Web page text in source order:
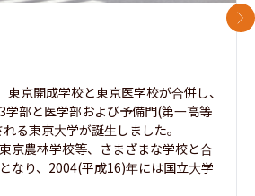
京開成学校と東京医学校が合併し、
学部と医学部および予備門(第一高等
る東京大学が誕生しました。
京農林学校等、さまざまな学校と合
なり、2004(平成16)年には国立大学
次